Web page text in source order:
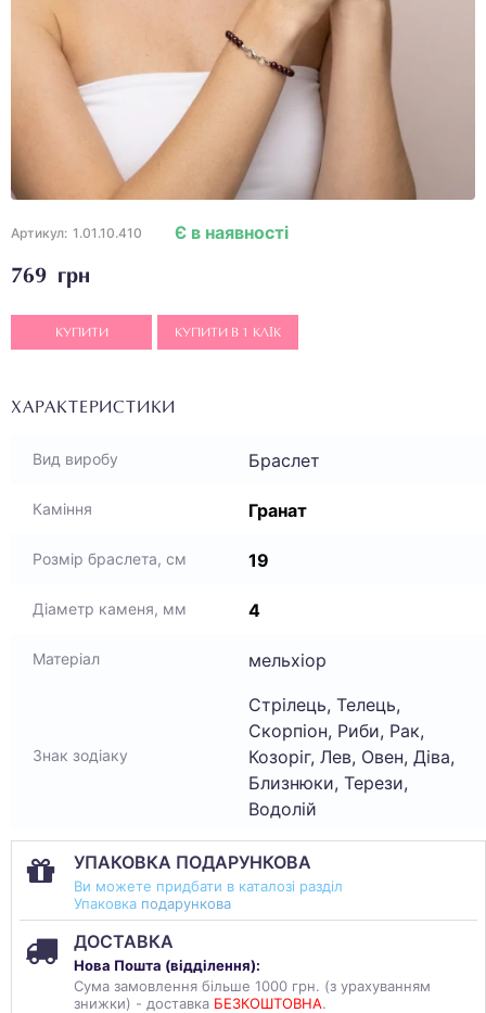
Артикул: 1.01.10.410
769 грн
Є в наявності
КУПИТИ КУПИТИ В 1 КЛІК
ХАРАКТЕРИСТИКИ
Вид виробу Браслет
Каміння Гранат
Розмір браслета, см 19
Діаметр каменя, мм 4
Матеріал мельхіор
Знак зодіаку
Стрілець, Телець,
Скорпіон, Риби, Рак,
Козоріг, Лев, Овен, Діва,
Близнюки, Терези,
Водолій
УПАКОВКА ПОДАРУНКОВА
Ви можете придбати в каталозі разділ
Упаковка подарункова
ДОСТАВКА
Нова Пошта (відділення):
Сума замовлення більше 1000 грн. (з урахуванням
знижки) - доставка БЕЗКОШТОВНА.